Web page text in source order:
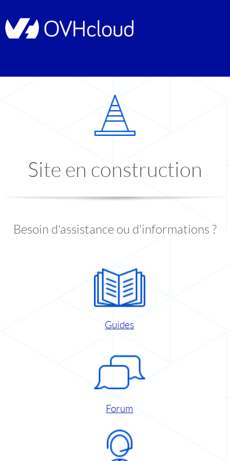
Site en construction
Besoin d'assistance ou d'informations ?
Guides
Forum